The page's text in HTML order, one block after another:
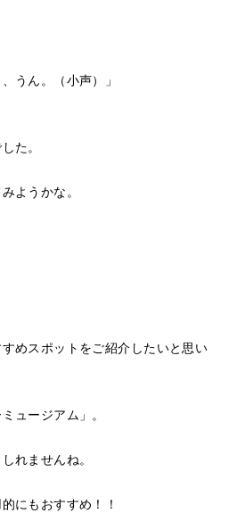
うん。（小声）」
た。
ようかな。
めスポットをご紹介したいと思い
ュージアム」。
れませんね。
にもおすすめ！！